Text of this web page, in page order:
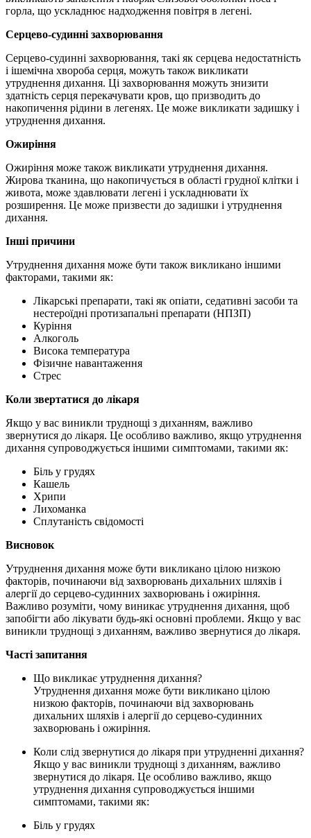
горла, що ускладнює надходження повітря в легені.
Серцево-судинні захворювання
Серцево-судинні захворювання, такі як серцева недостатність
і ішемічна хвороба серця, можуть також викликати
утруднення дихання. Ці захворювання можуть знизити
здатність серця перекачувати кров, що призводить до
накопичення рідини в легенях. Це може викликати задишку і
утруднення дихання.
Ожиріння
Ожиріння може також викликати утруднення дихання.
Жирова тканина, що накопичується в області грудної клітки і
живота, може здавлювати легені і ускладнювати їх
розширення. Це може призвести до задишки і утруднення
дихання.
Інші причини
Утруднення дихання може бути також викликано іншими
факторами, такими як:
Лікарські препарати, такі як опіати, седативні засоби та
нестероїдні протизапальні препарати (НПЗП)
Куріння
Алкоголь
Висока температура
Фізичне навантаження
Стрес
Коли звертатися до лікаря
Якщо у вас виникли труднощі з диханням, важливо
звернутися до лікаря. Це особливо важливо, якщо утруднення
дихання супроводжується іншими симптомами, такими як:
Біль у грудях
Кашель
Хрипи
Лихоманка
Сплутаність свідомості
Висновок
Утруднення дихання може бути викликано цілою низкою
факторів, починаючи від захворювань дихальних шляхів і
алергії до серцево-судинних захворювань і ожиріння.
Важливо розуміти, чому виникає утруднення дихання, щоб
запобігти або лікувати будь-які основні проблеми. Якщо у вас
виникли труднощі з диханням, важливо звернутися до лікаря.
Часті запитання
Що викликає утруднення дихання?
Утруднення дихання може бути викликано цілою
низкою факторів, починаючи від захворювань
дихальних шляхів і алергії до серцево-судинних
захворювань і ожиріння.
Коли слід звернутися до лікаря при утрудненні дихання?
Якщо у вас виникли труднощі з диханням, важливо
звернутися до лікаря. Це особливо важливо, якщо
утруднення дихання супроводжується іншими
симптомами, такими як:
Біль у грудях